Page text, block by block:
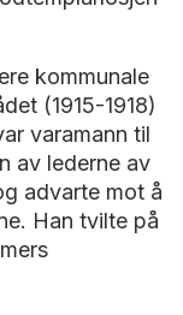
kommunale
(1915-1918)
varamann til
av lederne av
advarte mot å
Han tvilte på